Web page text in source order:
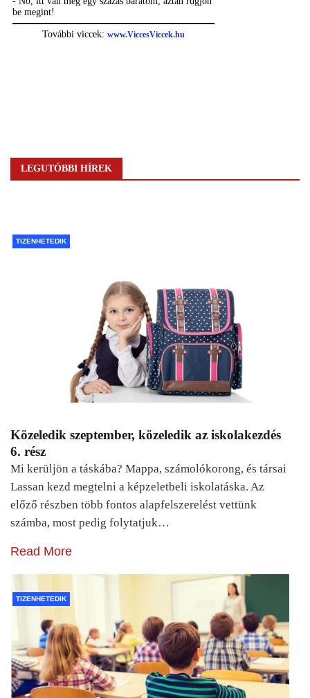
LEGUTÓBBI HÍREK
TIZENHETEDIK
Közeledik szeptember, közeledik az iskolakezdés
6. rész
Mi kerüljön a táskába? Mappa, számolókorong, és társai
Lassan kezd megtelni a képzeletbeli iskolatáska. Az
előző részben több fontos alapfelszerelést vettünk
számba, most pedig folytatjuk…
Read More
TIZENHETEDIK